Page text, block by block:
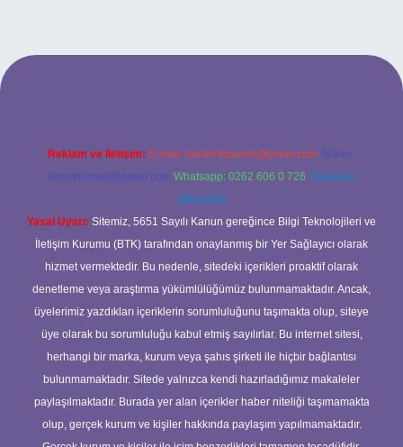
Reklam ve İletişim: E-mail: backlinkpaneli@gmail.com Teams:
forumhizmeti@gmail.com Whatsapp: 0262 606 0 726 Telegram:
@karabul
Yasal Uyarı: Sitemiz, 5651 Sayılı Kanun gereğince Bilgi Teknolojileri ve
İletişim Kurumu (BTK) tarafından onaylanmış bir Yer Sağlayıcı olarak
hizmet vermektedir. Bu nedenle, sitedeki içerikleri proaktif olarak
denetleme veya araştırma yükümlülüğümüz bulunmamaktadır. Ancak,
üyelerimiz yazdıkları içeriklerin sorumluluğunu taşımakta olup, siteye
üye olarak bu sorumluluğu kabul etmiş sayılırlar. Bu internet sitesi,
herhangi bir marka, kurum veya şahıs şirketi ile hiçbir bağlantısı
bulunmamaktadır. Sitede yalnızca kendi hazırladığımız makaleler
paylaşılmaktadır. Burada yer alan içerikler haber niteliği taşımamakta
olup, gerçek kurum ve kişiler hakkında paylaşım yapılmamaktadır.